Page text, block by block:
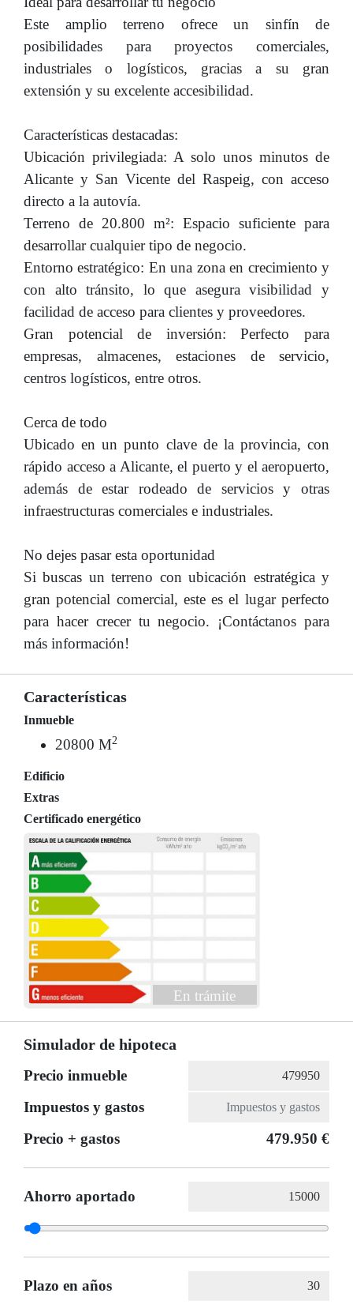
Este amplio terreno ofrece un sinfín de
posibilidades para proyectos comerciales,
industriales o logísticos, gracias a su gran
extensión y su excelente accesibilidad.
Características destacadas:
Ubicación privilegiada: A solo unos minutos de
Alicante y San Vicente del Raspeig, con acceso
directo a la autovía.
Terreno de 20.800 m²: Espacio suficiente para
desarrollar cualquier tipo de negocio.
Entorno estratégico: En una zona en crecimiento y
con alto tránsito, lo que asegura visibilidad y
facilidad de acceso para clientes y proveedores.
Gran potencial de inversión: Perfecto para
empresas, almacenes, estaciones de servicio,
centros logísticos, entre otros.
Cerca de todo
Ubicado en un punto clave de la provincia, con
rápido acceso a Alicante, el puerto y el aeropuerto,
además de estar rodeado de servicios y otras
infraestructuras comerciales e industriales.
No dejes pasar esta oportunidad
Si buscas un terreno con ubicación estratégica y
gran potencial comercial, este es el lugar perfecto
para hacer crecer tu negocio. ¡Contáctanos para
más información!
Características
Inmueble
20800 M2
Edificio
Extras
Certificado energético
En trámite
Simulador de hipoteca
Precio inmueble
Impuestos y gastos
Precio + gastos
479.950 €
Ahorro aportado
Plazo en años